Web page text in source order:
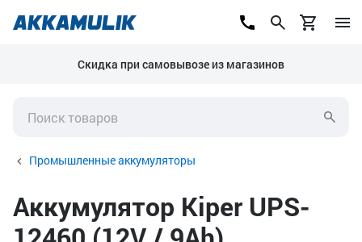
Скидка при самовывозе из магазинов
Промышленные аккумуляторы
Аккумулятор Kiper UPS-